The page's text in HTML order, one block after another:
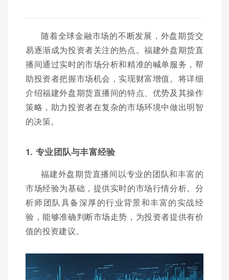
随着全球金融市场的不断发展，外盘期货交
易逐渐成为投资者关注的热点。福建外盘期货直
播间通过实时的市场分析和精准的喊单服务，帮
助投资者把握市场机会，实现财富增值。将详细
介绍福建外盘期货直播间的特点、优势及其操作
策略，助力投资者在复杂的市场环境中做出明智
的决策。
1. 专业团队与丰富经验
福建外盘期货直播间以专业的团队和丰富的
市场经验为基础，提供实时的市场行情分析。分
析师团队具备深厚的行业背景和丰富的实战经
验，能够准确判断市场走势，为投资者提供有价
值的投资建议。